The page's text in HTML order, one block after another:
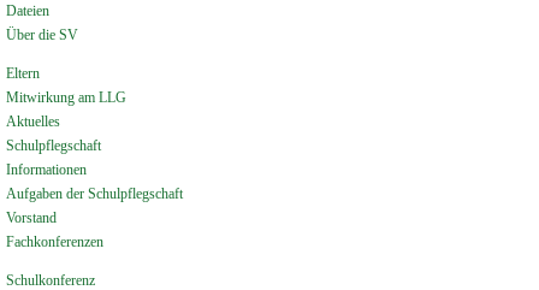
Dateien
Über die SV
Eltern
Mitwirkung am LLG
Aktuelles
Schulpflegschaft
Informationen
Aufgaben der Schulpflegschaft
Vorstand
Fachkonferenzen
Schulkonferenz